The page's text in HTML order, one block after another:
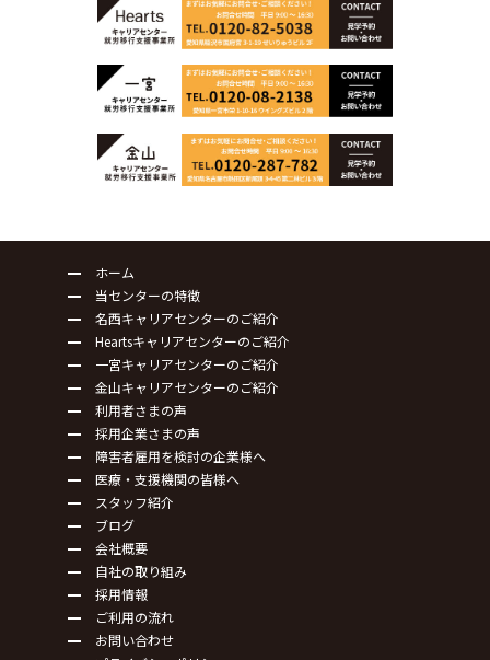
ホーム
当センターの特徴
名西キャリアセンターのご紹介
Heartsキャリアセンターのご紹介
一宮キャリアセンターのご紹介
金山キャリアセンターのご紹介
利用者さまの声
採用企業さまの声
障害者雇用を検討の企業様へ
医療・支援機関の皆様へ
スタッフ紹介
ブログ
会社概要
自社の取り組み
採用情報
ご利用の流れ
お問い合わせ